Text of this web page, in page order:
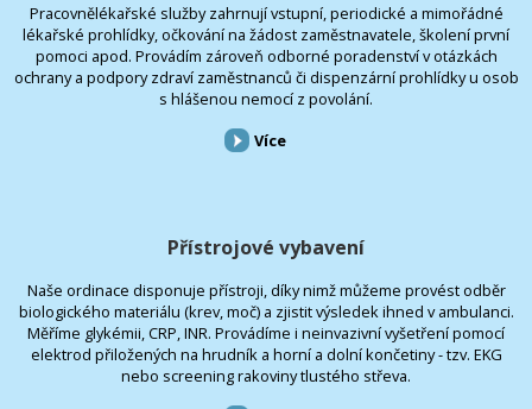
Pracovnělékařské služby zahrnují vstupní, periodické a mimořádné
lékařské prohlídky, očkování na žádost zaměstnavatele, školení první
pomoci apod. Provádím zároveň odborné poradenství v otázkách
ochrany a podpory zdraví zaměstnanců či dispenzární prohlídky u osob
s hlášenou nemocí z povolání.
Více
Přístrojové vybavení
Naše ordinace disponuje přístroji, díky nimž můžeme provést odběr
biologického materiálu (krev, moč) a zjistit výsledek ihned v ambulanci.
Měříme glykémii, CRP, INR. Provádíme i neinvazivní vyšetření pomocí
elektrod přiložených na hrudník a horní a dolní končetiny - tzv. EKG
nebo screening rakoviny tlustého střeva.